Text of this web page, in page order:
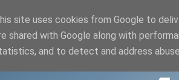
site uses cookies from Google to
shared with Google along with
and to detect and address